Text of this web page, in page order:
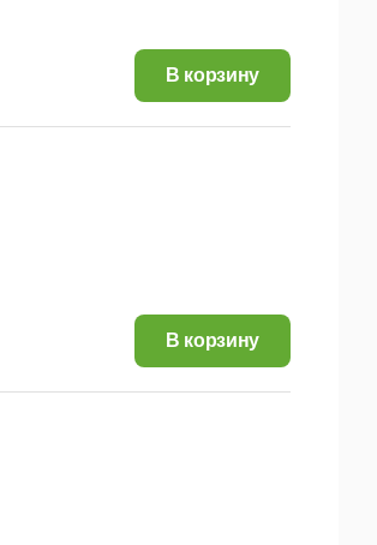
В корзину
В корзину